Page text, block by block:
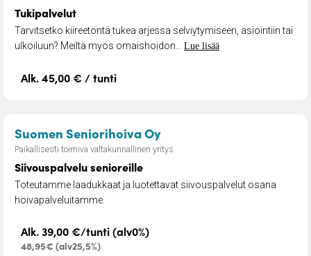
Tukipalvelut
Tarvitsetko kiireetöntä tukea arjessa selviytymiseen, asiointiin tai
ulkoiluun? Meiltä myös omaishoidon... Lue lisää
Alk. 45,00 € / tunti
Suomen Seniorihoiva Oy– Siivouspalvelu
Paikallisesti toimiva valtakunnallinen yritys
Siivouspalvelu senioreille
Toteutamme laadukkaat ja luotettavat siivouspalvelut osana
hoivapalveluitamme.
Alk. 39,00 €/tunti (alv0%)
48,95€ (alv25,5%)